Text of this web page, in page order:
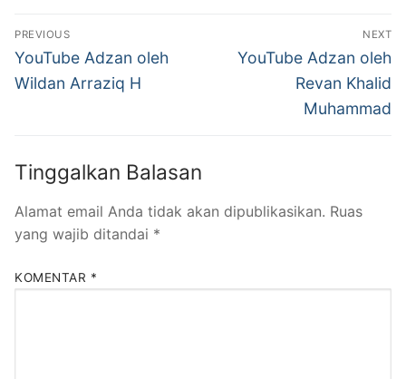
Navigasi
pos
PREVIOUS
Previous
post:
YouTube Adzan oleh
Wildan Arraziq H
NEXT
Next
YouTube Adzan oleh
Revan Khalid
Muhammad
Tinggalkan Balasan
Alamat email Anda tidak akan dipublikasikan. Ruas
yang wajib ditandai *
KOMENTAR *